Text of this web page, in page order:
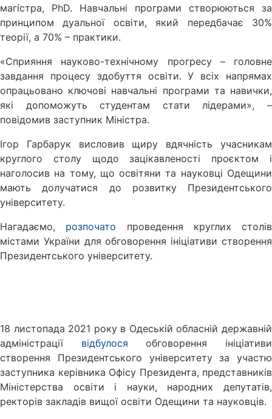
магістра, PhD. Навчальні програми створюються за
принципом дуальної освіти, який передбачає 30%
теорії, а 70% – практики.
«Сприяння науково-технічному прогресу – головне
завдання процесу здобуття освіти. У всіх напрямах
опрацьовано ключові навчальні програми та навички,
які допоможуть студентам стати лідерами», –
повідомив заступник Міністра.
Ігор Гарбарук висловив щиру вдячність учасникам
круглого столу щодо зацікавленості проєктом і
наголосив на тому, що освітяни та науковці Одещини
мають долучатися до розвитку Президентського
університету.
Нагадаємо, розпочато проведення круглих столів
містами України для обговорення ініціативи створення
Президентського університету.
18 листопада 2021 року в Одеській обласній державній
адміністрації відбулося обговорення ініціативи
створення Президентського університету за участю
заступника керівника Офісу Президента, представників
Міністерства освіти і науки, народних депутатів,
ректорів закладів вищої освіти Одещини та науковців.